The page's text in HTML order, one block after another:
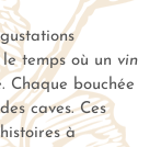
temps où un vin
Chaque bouchée
caves. Ces
à